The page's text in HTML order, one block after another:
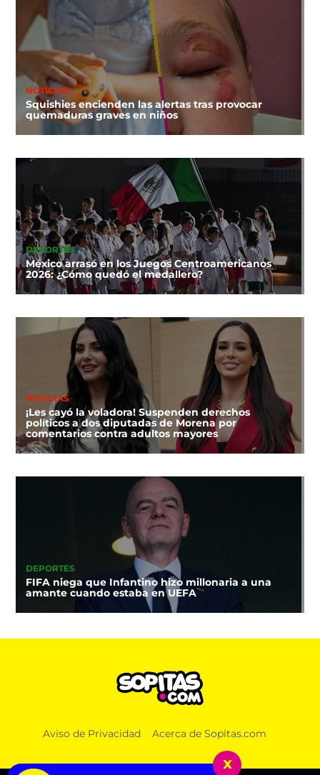
NOTICIAS
Squishies encienden las alertas tras provocar
quemaduras graves en niños
DEPORTES
México arrasó en los Juegos Centroamericanos
2026: ¿Cómo quedó el medallero?
NOTICIAS
¡Les cayó la voladora! Suspenden derechos
políticos a dos diputadas de Morena por
comentarios contra adultos mayores
DEPORTES
FIFA niega que Infantino hizo millonaria a una
amante cuando estaba en UEFA
Aviso de Privacidad Acerca de Sopitas.com
x